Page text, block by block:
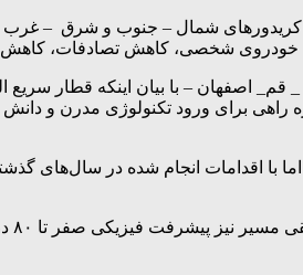
کریدورهای شمال – جنوب و شرق –
خودروی شخصی، کاهش تصادفات،
اصفهان – با بیان اینکه قطار
راهی برای ورود تکنولوژی مدرن و